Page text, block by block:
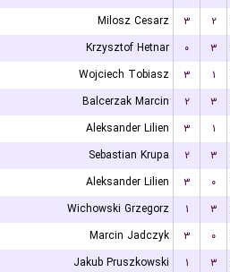
Milosz Cesarz
۳ ۲
Krzysztof Hetnar
۰ ۳
Wojciech Tobiasz
۳ ۱
Balcerzak Marcin
۲ ۳
Aleksander Lilien
۳ ۱
Sebastian Krupa
۲ ۳
Aleksander Lilien
۳ ۰
Wichowski Grzegorz
۱ ۳
Marcin Jadczyk
۳ ۰
Jakub Pruszkowski
۱ ۳